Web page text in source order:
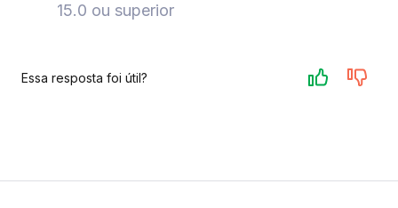
15.0 ou superior
Essa resposta foi útil?